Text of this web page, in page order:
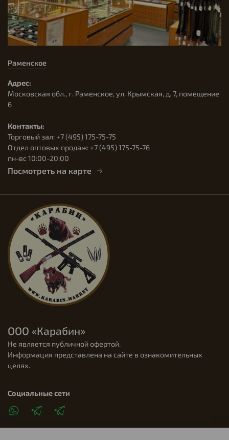
Раменское
Адрес:
Московская обл., г. Раменское, ул. Крымская, д. 7, помещение
6
Контакты:
Торговый зал: +7 (495) 175-75-75
Отдел оптовых продаж: +7 (495) 175-75-76
пн-вс 10:00-20:00
Посмотреть на карте
ООО «Карабин»
Не является публичной офертой.
Информация представлена на сайте в ознакомительных
целях.
Социальные сети